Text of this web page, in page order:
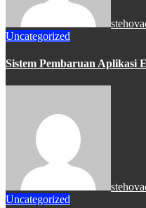
Uncategorized
Sistem Pembaruan Aplikasi
Uncategorized